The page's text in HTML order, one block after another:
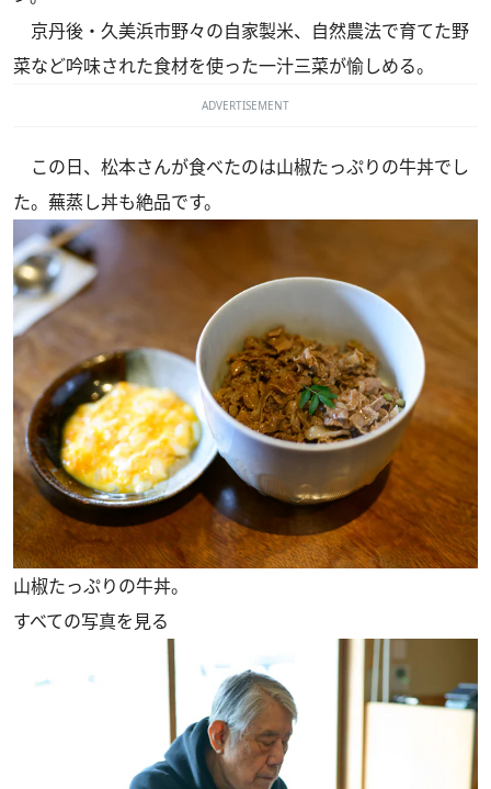
京丹後・久美浜市野々の自家製米、自然農法で育てた野
菜など吟味された食材を使った一汁三菜が愉しめる。
ADVERTISEMENT
この日、松本さんが食べたのは山椒たっぷりの牛丼でし
た。蕪蒸し丼も絶品です。
山椒たっぷりの牛丼。
すべての写真を見る